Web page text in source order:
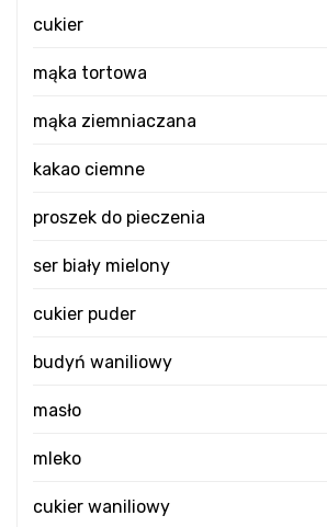
cukier
mąka tortowa
mąka ziemniaczana
kakao ciemne
proszek do pieczenia
ser biały mielony
cukier puder
budyń waniliowy
masło
mleko
cukier waniliowy